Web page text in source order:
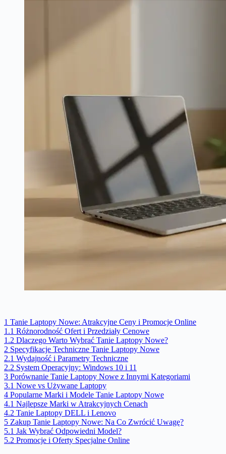
1 Tanie Laptopy Nowe: Atrakcyjne Ceny i Promocje Online
1.1 Różnorodność Ofert i Przedziały Cenowe
1.2 Dlaczego Warto Wybrać Tanie Laptopy Nowe?
2 Specyfikacje Techniczne Tanie Laptopy Nowe
2.1 Wydajność i Parametry Techniczne
2.2 System Operacyjny: Windows 10 i 11
3 Porównanie Tanie Laptopy Nowe z Innymi Kategoriami
3.1 Nowe vs Używane Laptopy
4 Popularne Marki i Modele Tanie Laptopy Nowe
4.1 Najlepsze Marki w Atrakcyjnych Cenach
4.2 Tanie Laptopy DELL i Lenovo
5 Zakup Tanie Laptopy Nowe: Na Co Zwrócić Uwagę?
5.1 Jak Wybrać Odpowiedni Model?
5.2 Promocje i Oferty Specjalne Online